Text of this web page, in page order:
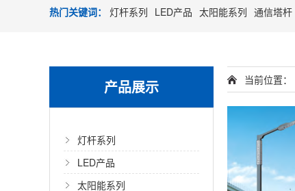
热门关键词： 灯杆系列 LED产品 太阳能系列 通信塔杆
产品展示
灯杆系列
LED产品
太阳能系列
当前位置：